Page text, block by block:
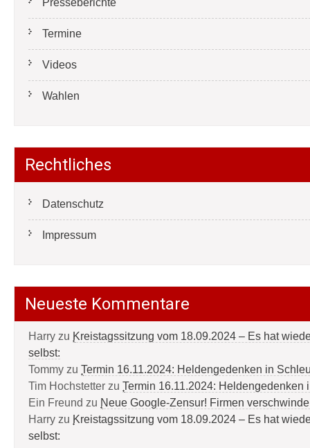
Presseberichte
Termine
Videos
Wahlen
Rechtliches
Datenschutz
Impressum
Neueste Kommentare
Harry zu Kreistagssitzung vom 18.09.2024 – Es hat
selbst:
Tommy zu Termin 16.11.2024: Heldengedenken in
Tim Hochstetter zu Termin 16.11.2024: Heldengedenken
Ein Freund zu Neue Google-Zensur! Firmen
Harry zu Kreistagssitzung vom 18.09.2024 – Es hat
selbst: